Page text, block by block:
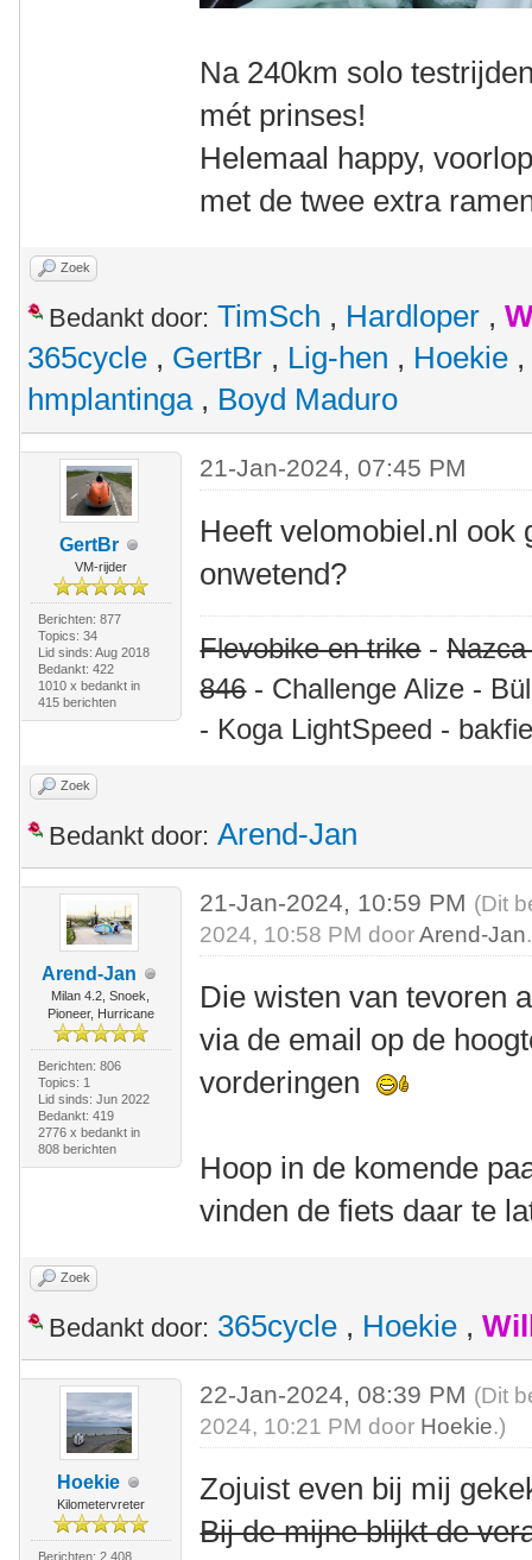
Na 240km solo
mét prinses!
Helemaal happy,
met de twee extra
Zoek
Bedankt door: TimSch , Hardloper ,
365cycle , GertBr , Lig-hen , Hoekie ,
hmplantinga, Boyd Maduro
GertBr
VM-rijder
Berichten: 877
Topics: 34
Lid sinds: Aug 2018
Bedankt: 422
1010 x bedankt in
415 berichten
21-Jan-2024, 07:45 PM
Heeft velomobiel.nl ook
onwetend?
Flevobike en trike-
846- Challenge Alize -
- Koga LightSpeed -
Zoek
Bedankt door: Arend-Jan
Arend-Jan
Milan 4.2, Snoek,
Pioneer, Hurricane
Berichten: 806
Topics: 1
Lid sinds: Jun 2022
Bedankt: 419
2776 x bedankt in
808 berichten
21-Jan-2024, 10:59 PM (Dit
2024, 10:58 PM doorArend-Jan
Die wisten van tevoren
via de email op de
vorderingen
Hoop in de komende
vinden de fiets daar te
Zoek
Bedankt door: 365cycle , Hoekie ,
Hoekie
Kilometervreter
Berichten: 2.408
22-Jan-2024, 08:39 PM (Dit
2024, 10:21 PM door Hoekie.)
Zojuist even bij mij
Bij de mijne blijkt de